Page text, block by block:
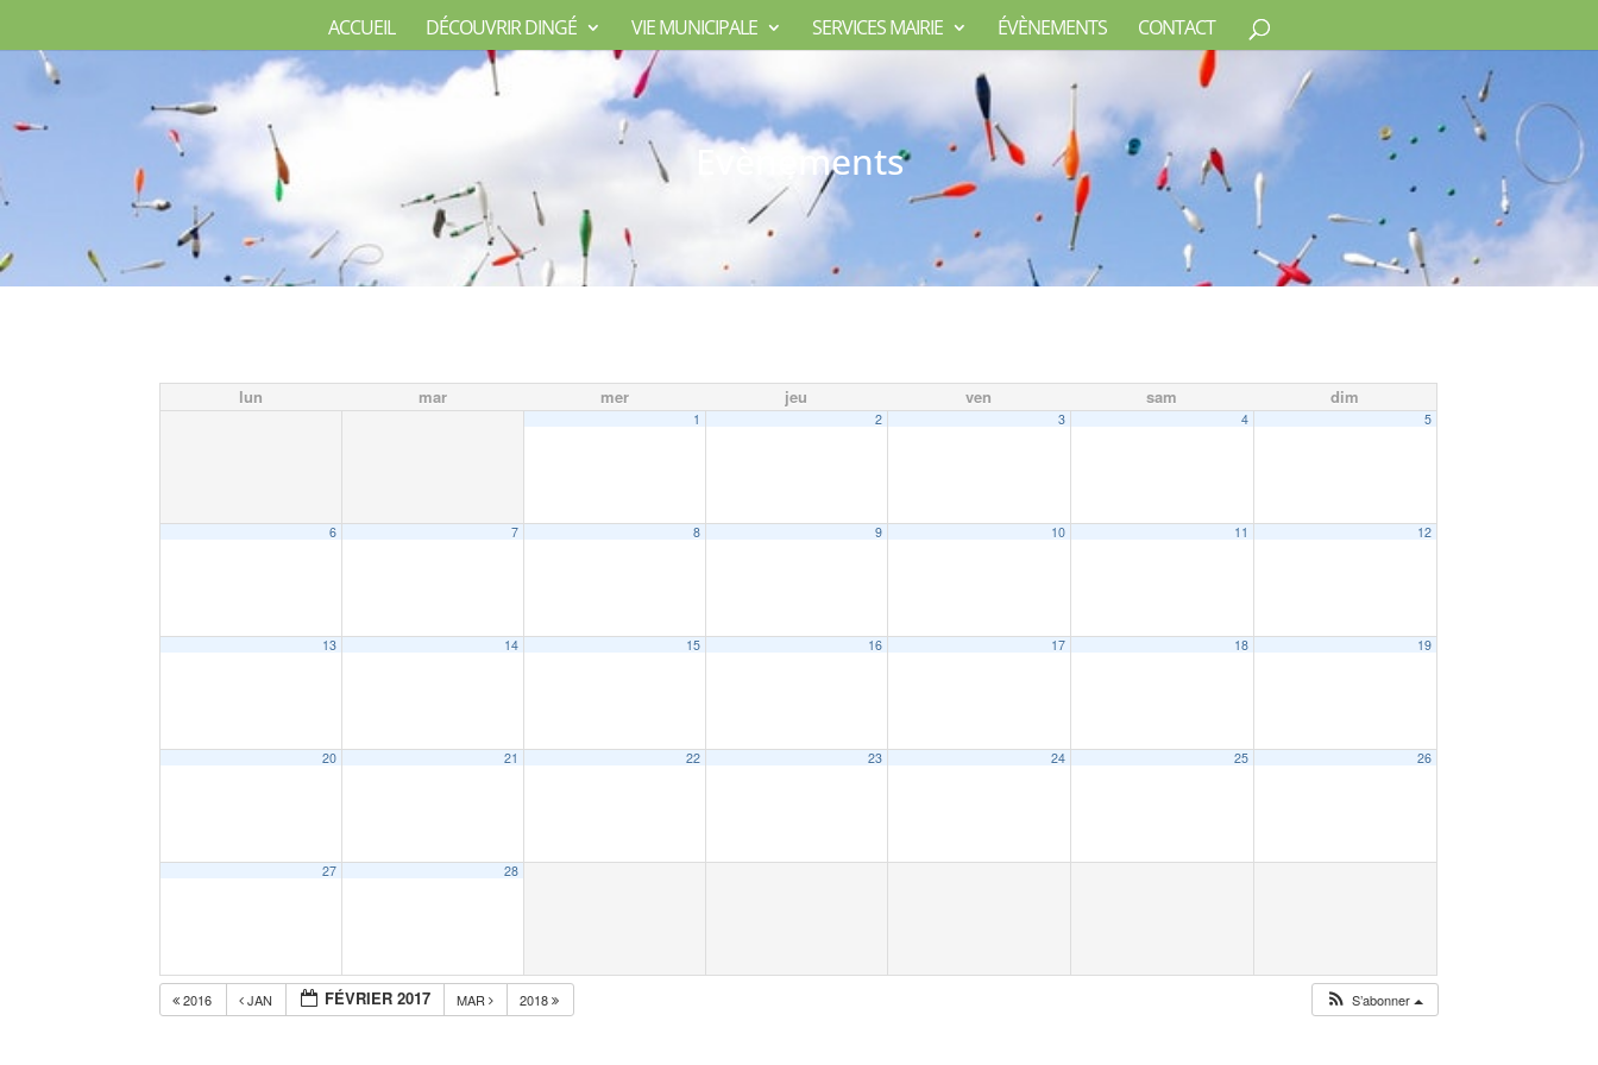
ACCUEIL DÉCOUVRIR DINGÉ VIE MUNICIPALE SERVICES MAIRIE ÉVÈNEMENTS CONTACT
Evènements
lun mar mer jeu ven sam dim
1 2 3 4 5
6 7 8 9 10 11 12
13 14 15 16 17 18 19
20 21 22 23 24 25 26
27 28
2016 JAN FÉVRIER 2017 MAR 2018 S’abonner